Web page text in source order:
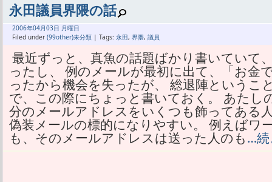
永田議員界隈の話
2006年04月03日 月曜日
Filed under (99other)未分類 | Tags: 永田, 界隈, 議員
最近ずっと、真魚の話題ばかり書いていて
ったし、 例のメールが最初に出て、「お金
ったから機会を失ったが、 総退陣というこ
で、この際にちょっと書いておく。 あたし
分のメールアドレスをいくつも飾ってある
偽装メールの標的になりやすい。 例えばワ
も、そのメールアドレスは送った人のも…続